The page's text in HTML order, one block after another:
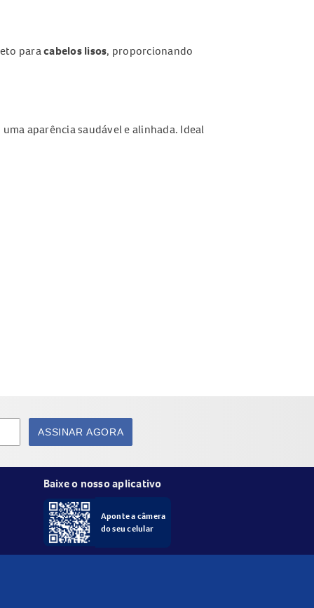
paracabelos lisos, proporcionando
aparência saudável e alinhada. Ideal
fora do alcance de crianças. Uso
ASSINAR AGORA
Baixe o nosso aplicativo
Aponte a câmera
do seu celular